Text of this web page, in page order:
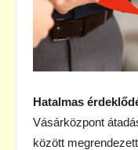
Hatalmas
Vásárközpont
között megrendezett